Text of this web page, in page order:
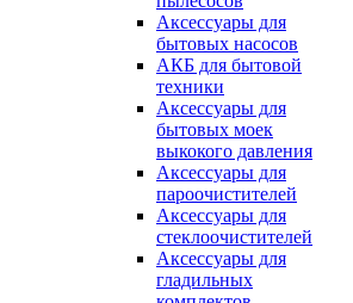
Аксессуары для
бытовых насосов
АКБ для бытовой
техники
Аксессуары для
бытовых моек
выкокого давления
Аксессуары для
пароочистителей
Аксессуары для
стеклоочистителей
Аксессуары для
гладильных